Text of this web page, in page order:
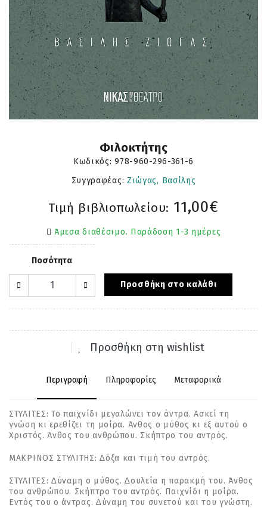
Φιλοκτήτης
Κωδικός:978-960-296-361-6
Συγγραφέας: Ζιώγας, Βασίλης
Τιμή βιβλιοπωλείου: 11,00€
Άμεσα διαθέσιμο. Παράδοση 1-3 ημέρες
Ποσότητα
Προσθήκη στο καλάθι
Προσθήκη στη wishlist
Περιγραφή Πληροφορίες Μεταφορικά
ΣΤΥΛΙΤΕΣ: Το παιχνίδι µεγαλώνει τον άντρα. Ασκεί τη
γνώση κι ερεθίζει τη µοίρα. Άνθος ο µύθος κι εξ αυτού ο
Χριστός. Άνθος του ανθρώπου. Σκήπτρο του αντρός.
ΜΑΚΡΙΝΟΣ ΣΤΥΛΙΤΗΣ: ∆όξα και τιµή του αντρός.
ΣΤΥΛΙΤΕΣ: ∆ύναµη ο µύθος. ∆ουλεία η παρακµή του. Άνθος
του ανθρώπου. Σκήπτρο του αντρός. Παιχνίδι η µοίρα.
Εντός του ο άντρας. ∆ύναµη του συνετού και του γνώστη.